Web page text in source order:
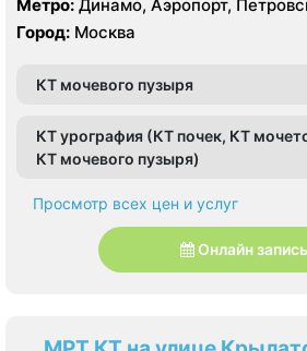
Метро: Динамо, Аэропорт,
Город: Москва
КТ мочевого пузыря
КТ урография (КТ почек, КТ
КТ мочевого пузыря)
Просмотр всех цен и услуг
Онлайн запись